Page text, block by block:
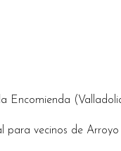
Encomienda
para vecinos de